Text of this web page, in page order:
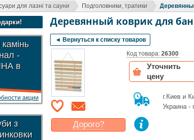
для лазні та сауни Подголовники, трапики
-
в
акции
з
Деревянный коврик для
◄ Вернуться к списку товаров
Дорого?
Код товара: 26300
Уточнить
цену
г.Киев и
Украина -